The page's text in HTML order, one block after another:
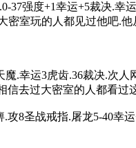
度+1幸运+5裁决.幸
密室玩的人都见过他吧.他
幸运3虎齿.36裁决.次人
信去过大密室的人都看过
8圣战戒指.屠龙5-40幸